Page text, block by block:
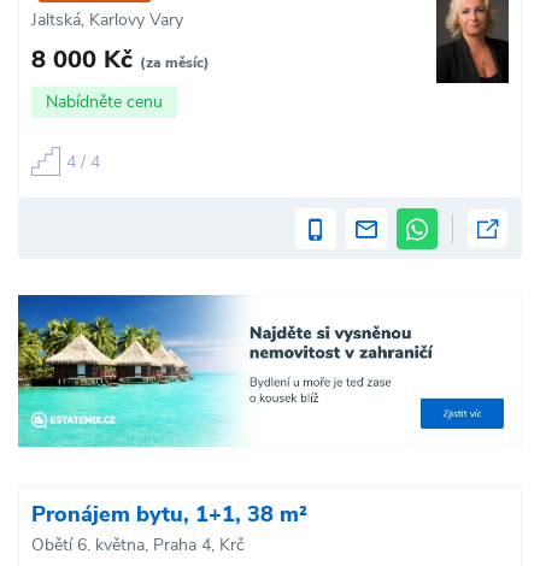
Jaltská, Karlovy Vary
8 000 Kč (za měsíc)
Nabídněte cenu
4 / 4
Pronájem bytu, 1+1, 38 m²
Obětí 6. května, Praha 4, Krč